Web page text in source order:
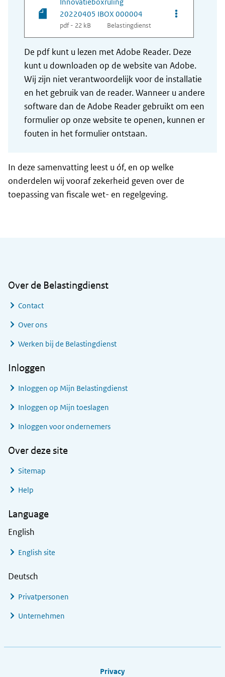
20220405 IBOX 000004
pdf - 22 kB Belastingdienst
Opties van
De pdf kunt u lezen met Adobe Reader. Deze
kunt u downloaden op de website van Adobe.
Wij zijn niet verantwoordelijk voor de installatie
en het gebruik van de reader. Wanneer u andere
software dan de Adobe Reader gebruikt om een
formulier op onze website te openen, kunnen er
fouten in het formulier ontstaan.
In deze samenvatting leest u óf, en op welke
onderdelen wij vooraf zekerheid geven over de
toepassing van fiscale wet- en regelgeving.
Over de Belastingdienst
Contact
Over ons
Werken bij de Belastingdienst
Inloggen
Inloggen op Mijn Belastingdienst
Inloggen op Mijn toeslagen
Inloggen voor ondernemers
Over deze site
Sitemap
Help
Language
English
English site
Deutsch
Privatpersonen
Unternehmen
Privacy